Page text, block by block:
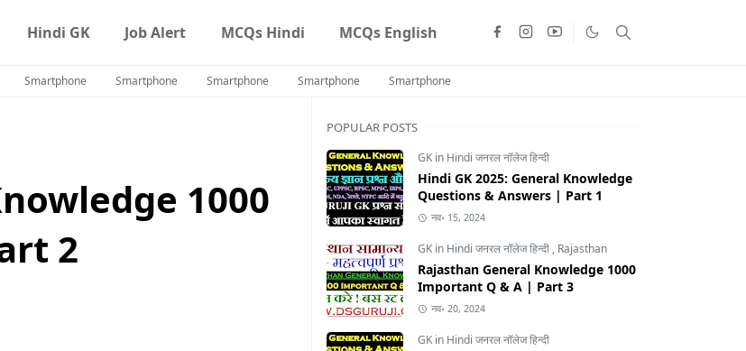
Hindi GK Job Alert MCQs Hindi MCQs English
Smartphone Smartphone Smartphone Smartphone Smartphone
1000
2
POPULAR POSTS
GK in Hindi जनरल नॉलेज हिन्दी
Hindi GK 2025: General Knowledge
Questions & Answers | Part 1
नव॰ 15, 2024
GK in Hindi जनरल नॉलेज हिन्दी , Rajasthan
Rajasthan General Knowledge 1000
Important Q & A | Part 3
नव॰ 20, 2024
GK in Hindi जनरल नॉलेज हिन्दी